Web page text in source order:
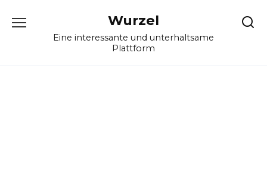
Wurzel
Eine interessante und unterhaltsame
Plattform